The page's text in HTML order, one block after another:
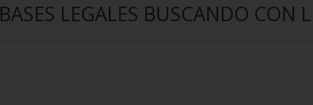
BASES LEGALES BUSCANDO CON